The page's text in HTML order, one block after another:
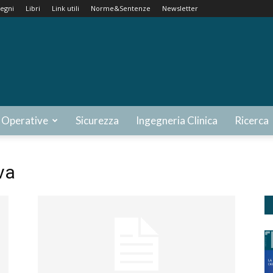
Libri Link utili Norme&Sentenze Newsletter
Sicurezza Ingegneria Clinica Ricerca